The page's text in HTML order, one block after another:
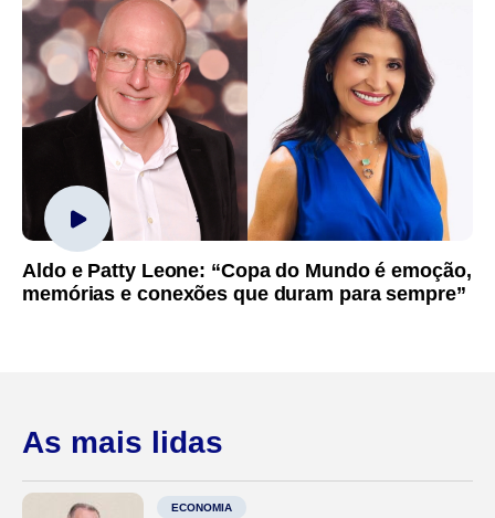
Aldo e Patty Leone: “Copa do Mundo é emoção,
memórias e conexões que duram para sempre”
As mais lidas
ECONOMIA